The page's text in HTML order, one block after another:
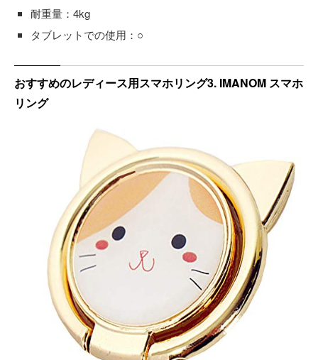
耐重量：4kg
タブレットでの使用：○
おすすめのレディース用スマホリング3. IMANOM スマホ
リング